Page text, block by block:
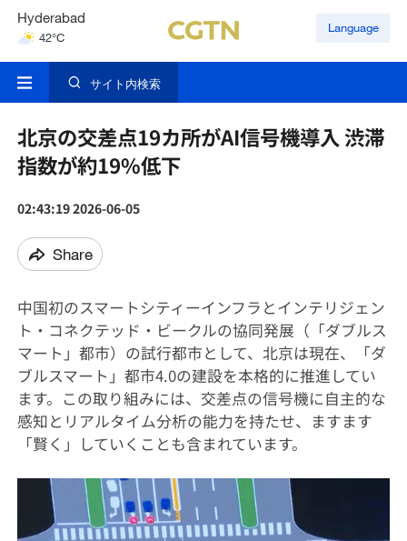
Hyderabad
42°C
Mumbai
Language
サイト内検索
北京の交差点19カ所がAI信号機導入 渋滞
指数が約19%低下
02:43:19 2026-06-05
Share
中国初のスマートシティーインフラとインテリジェン
ト・コネクテッド・ビークルの協同発展（「ダブルス
マート」都市）の試行都市として、北京は現在、「ダ
ブルスマート」都市4.0の建設を本格的に推進してい
ます。この取り組みには、交差点の信号機に自主的な
感知とリアルタイム分析の能力を持たせ、ますます
「賢く」していくことも含まれています。